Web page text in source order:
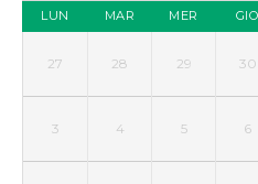
LUN MAR MER GIO
27 28 29 30
3 4 5 6